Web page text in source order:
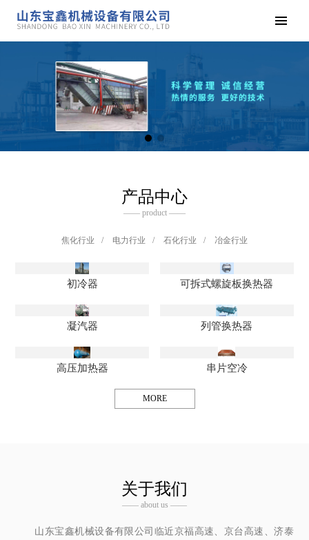
产品中心
—— product ——
焦化行业 / 电力行业 / 石化行业 / 冶金行业
初冷器 可拆式螺旋板换热器
凝汽器 列管换热器
高压加热器 串片空冷
MORE
关于我们
—— about us ——
山东宝鑫机械设备有限公司临近京福高速、京台高速、济泰